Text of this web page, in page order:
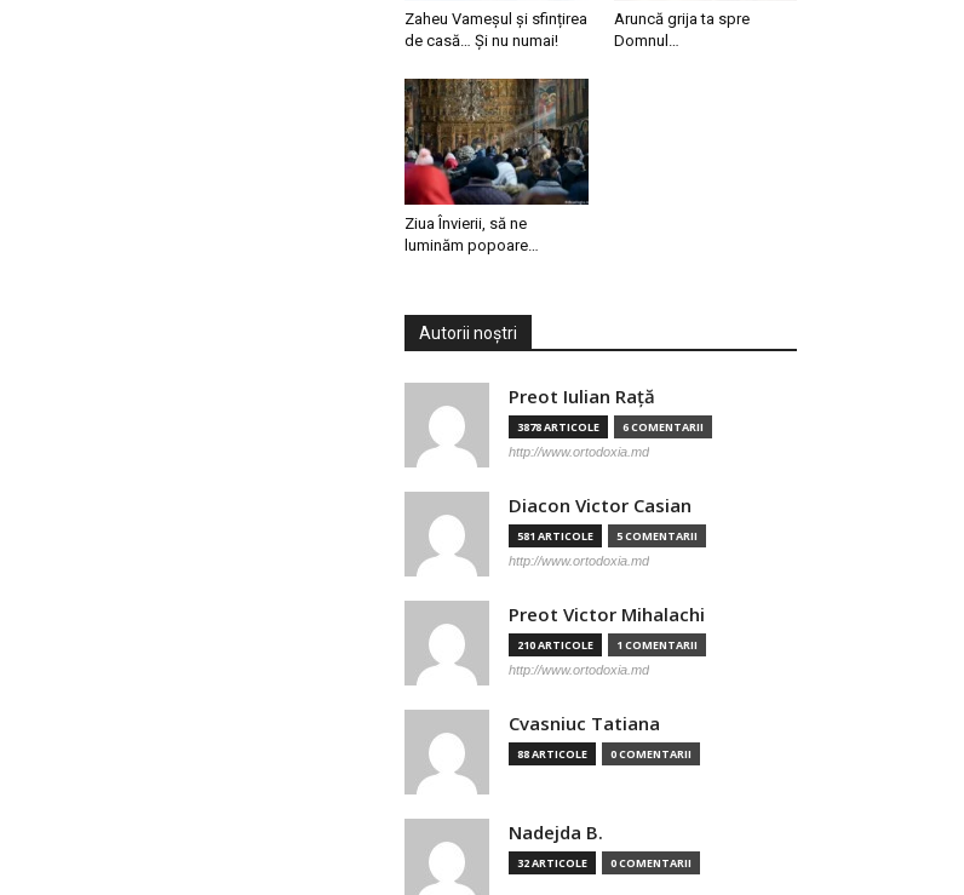
Zaheu Vameșul și sfințirea
de casă… Și nu numai!
Aruncă grija ta spre
Domnul…
Ziua Învierii, să ne
luminăm popoare…
Autorii noștri
Preot Iulian Raţă
3878 ARTICOLE 6 COMENTARII
http://www.ortodoxia.md
Diacon Victor Casian
581 ARTICOLE 5 COMENTARII
http://www.ortodoxia.md
Preot Victor Mihalachi
210 ARTICOLE 1 COMENTARII
http://www.ortodoxia.md
Cvasniuc Tatiana
88 ARTICOLE 0 COMENTARII
Nadejda B.
32 ARTICOLE 0 COMENTARII